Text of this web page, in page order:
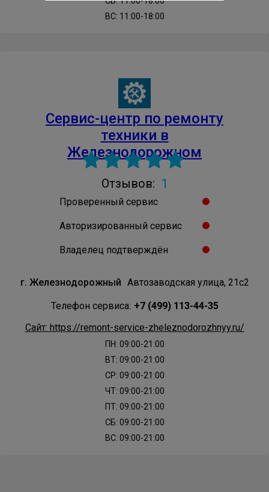
ВС: 11:00-18:00
Cервис-центр по ремонту
техники в
Железнодорожном
Отзывов: 1
Проверенный сервис
Авторизированный сервис
Владелец подтверждён
г. Железнодорожный Автозаводская улица, 21с2
Телефон сервиса: +7 (499) 113-44-35
Сайт: https://remont-service-zheleznodorozhnyy.ru/
ПН: 09:00-21:00
ВТ: 09:00-21:00
СР: 09:00-21:00
ЧТ: 09:00-21:00
ПТ: 09:00-21:00
СБ: 09:00-21:00
ВС: 09:00-21:00